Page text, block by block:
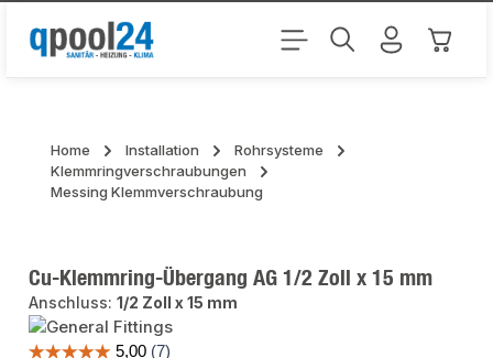
Zum Hauptinhalt springen
Home Installation
Rohrsysteme
Klemmringverschraubungen
Messing Klemmverschraubung
Cu-Klemmring-Übergang AG 1/2 Zoll x 15 mm
Anschluss:1/2 Zoll x 15 mm